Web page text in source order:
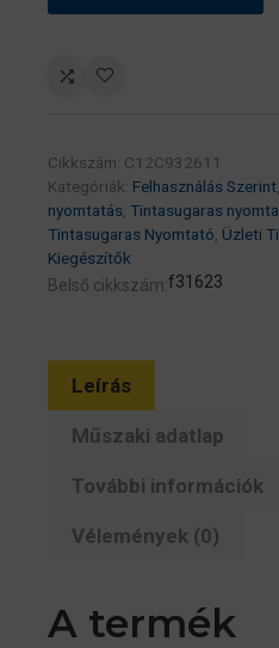
papírtálca
(PXA3CU2
C12C932611)
mennyiség
Cikkszám: C12C932611
Kategóriák: Felhasználás Szerint
nyomtatás Tintasugaras
Tintasugaras Nyomtató Üzleti
Kiegészítők
Belső cikkszám:f31623
Leírás
Műszaki adatlap
További információk
Vélemények (0)
A termék